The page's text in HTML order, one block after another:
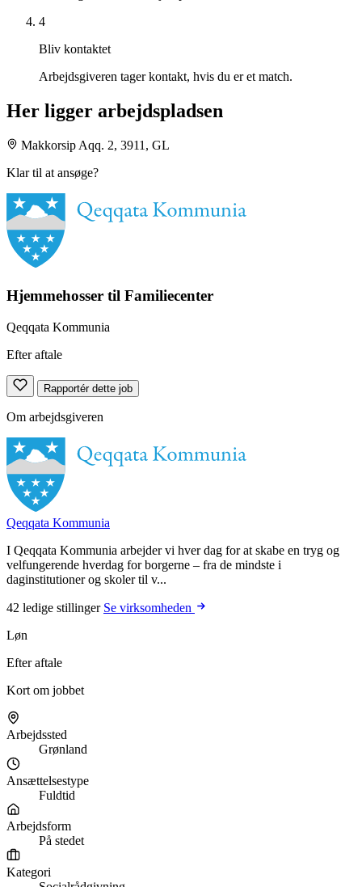
4
Bliv kontaktet
Arbejdsgiveren tager kontakt, hvis du er et match.
Her ligger arbejdspladsen
Makkorsip Aqq. 2, 3911, GL
Klar til at ansøge?
Hjemmehosser til Familiecenter
Qeqqata Kommunia
Efter aftale
Rapportér dette job
Om arbejdsgiveren
Qeqqata Kommunia
I Qeqqata Kommunia arbejder vi hver dag for at skabe en tryg og
velfungerende hverdag for borgerne – fra de mindste i
daginstitutioner og skoler til v...
42 ledige stillinger Se virksomheden
Løn
Efter aftale
Kort om jobbet
Arbejdssted
Grønland
Ansættelsestype
Fuldtid
Arbejdsform
På stedet
Kategori